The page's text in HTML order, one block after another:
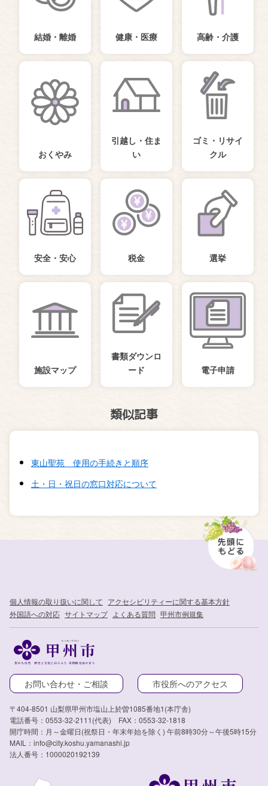
結婚・離婚 健康・医療 高齢・介護
おくやみ
引越し・住ま
い
ゴミ・リサイ
クル
安全・安心 税金 選挙
施設マップ
書類ダウンロ
ード
電子申請
類似記事
東山聖苑 使用の手続きと順序
土・日・祝日の窓口対応について
個人情報の取り扱いに関して アクセシビリティーに関する基本方針
外国語への対応 サイトマップ よくある質問 甲州市例規集
お問い合わせ・ご相談 市役所へのアクセス
〒404-8501 山梨県甲州市塩山上於曽1085番地1(本庁舎)
電話番号：0553-32-2111(代表) FAX：0553-32-1818
開庁時間：月～金曜日(祝祭日・年末年始を除く) 午前8時30分～午後5時15分
MAIL：info@city.koshu.yamanashi.jp
法人番号：1000020192139